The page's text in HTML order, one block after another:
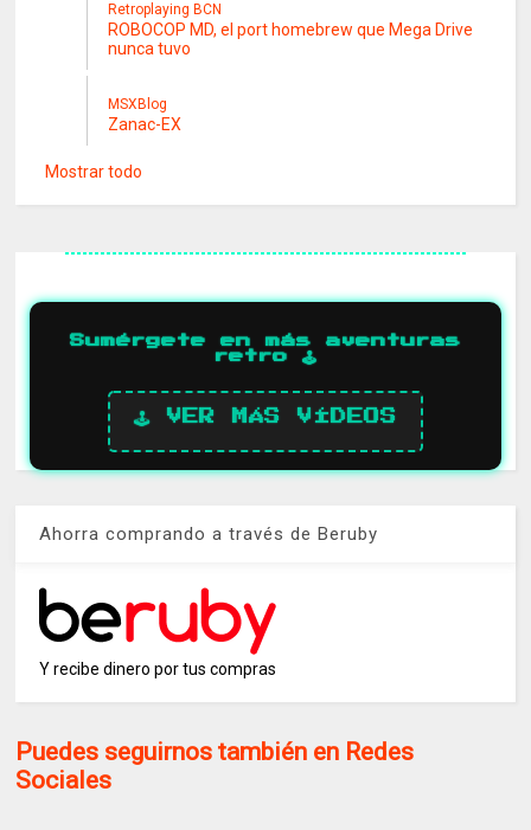
Retroplaying BCN
ROBOCOP MD, el port homebrew que Mega Drive
nunca tuvo
MSXBlog
Zanac-EX
Mostrar todo
Sumérgete en más aventuras
retro 🕹️
🕹️ VER MÁS VÍDEOS
Ahorra comprando a través de Beruby
Y recibe dinero por tus compras
Puedes seguirnos también en Redes
Sociales